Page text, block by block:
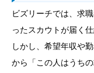
ビズリーチでは、求
ったスカウトが届く
しかし、希望年収や
から「この人はうち